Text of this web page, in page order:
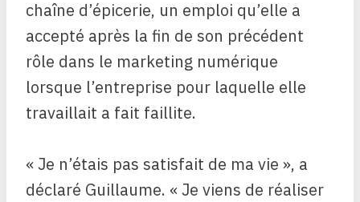
chaîne d’épicerie, un emploi qu’elle a
accepté après la fin de son précédent
rôle dans le marketing numérique
lorsque l’entreprise pour laquelle elle
travaillait a fait faillite.
« Je n’étais pas satisfait de ma vie », a
déclaré Guillaume. « Je viens de réaliser